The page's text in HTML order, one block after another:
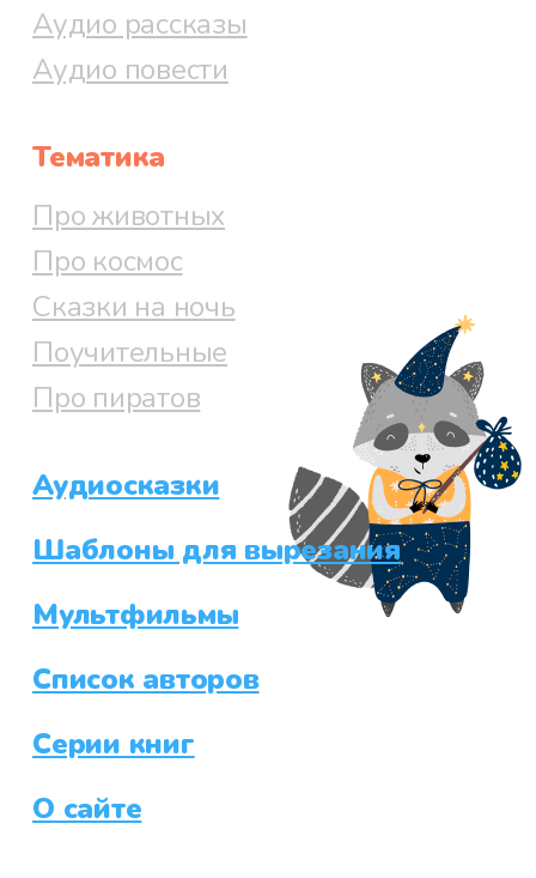
Аудио рассказы
Аудио повести
Тематика
Про животных
Про космос
Сказки на ночь
Поучительные
Про пиратов
Аудиосказки
Шаблоны для вырезания
Мультфильмы
Список авторов
Серии книг
О сайте